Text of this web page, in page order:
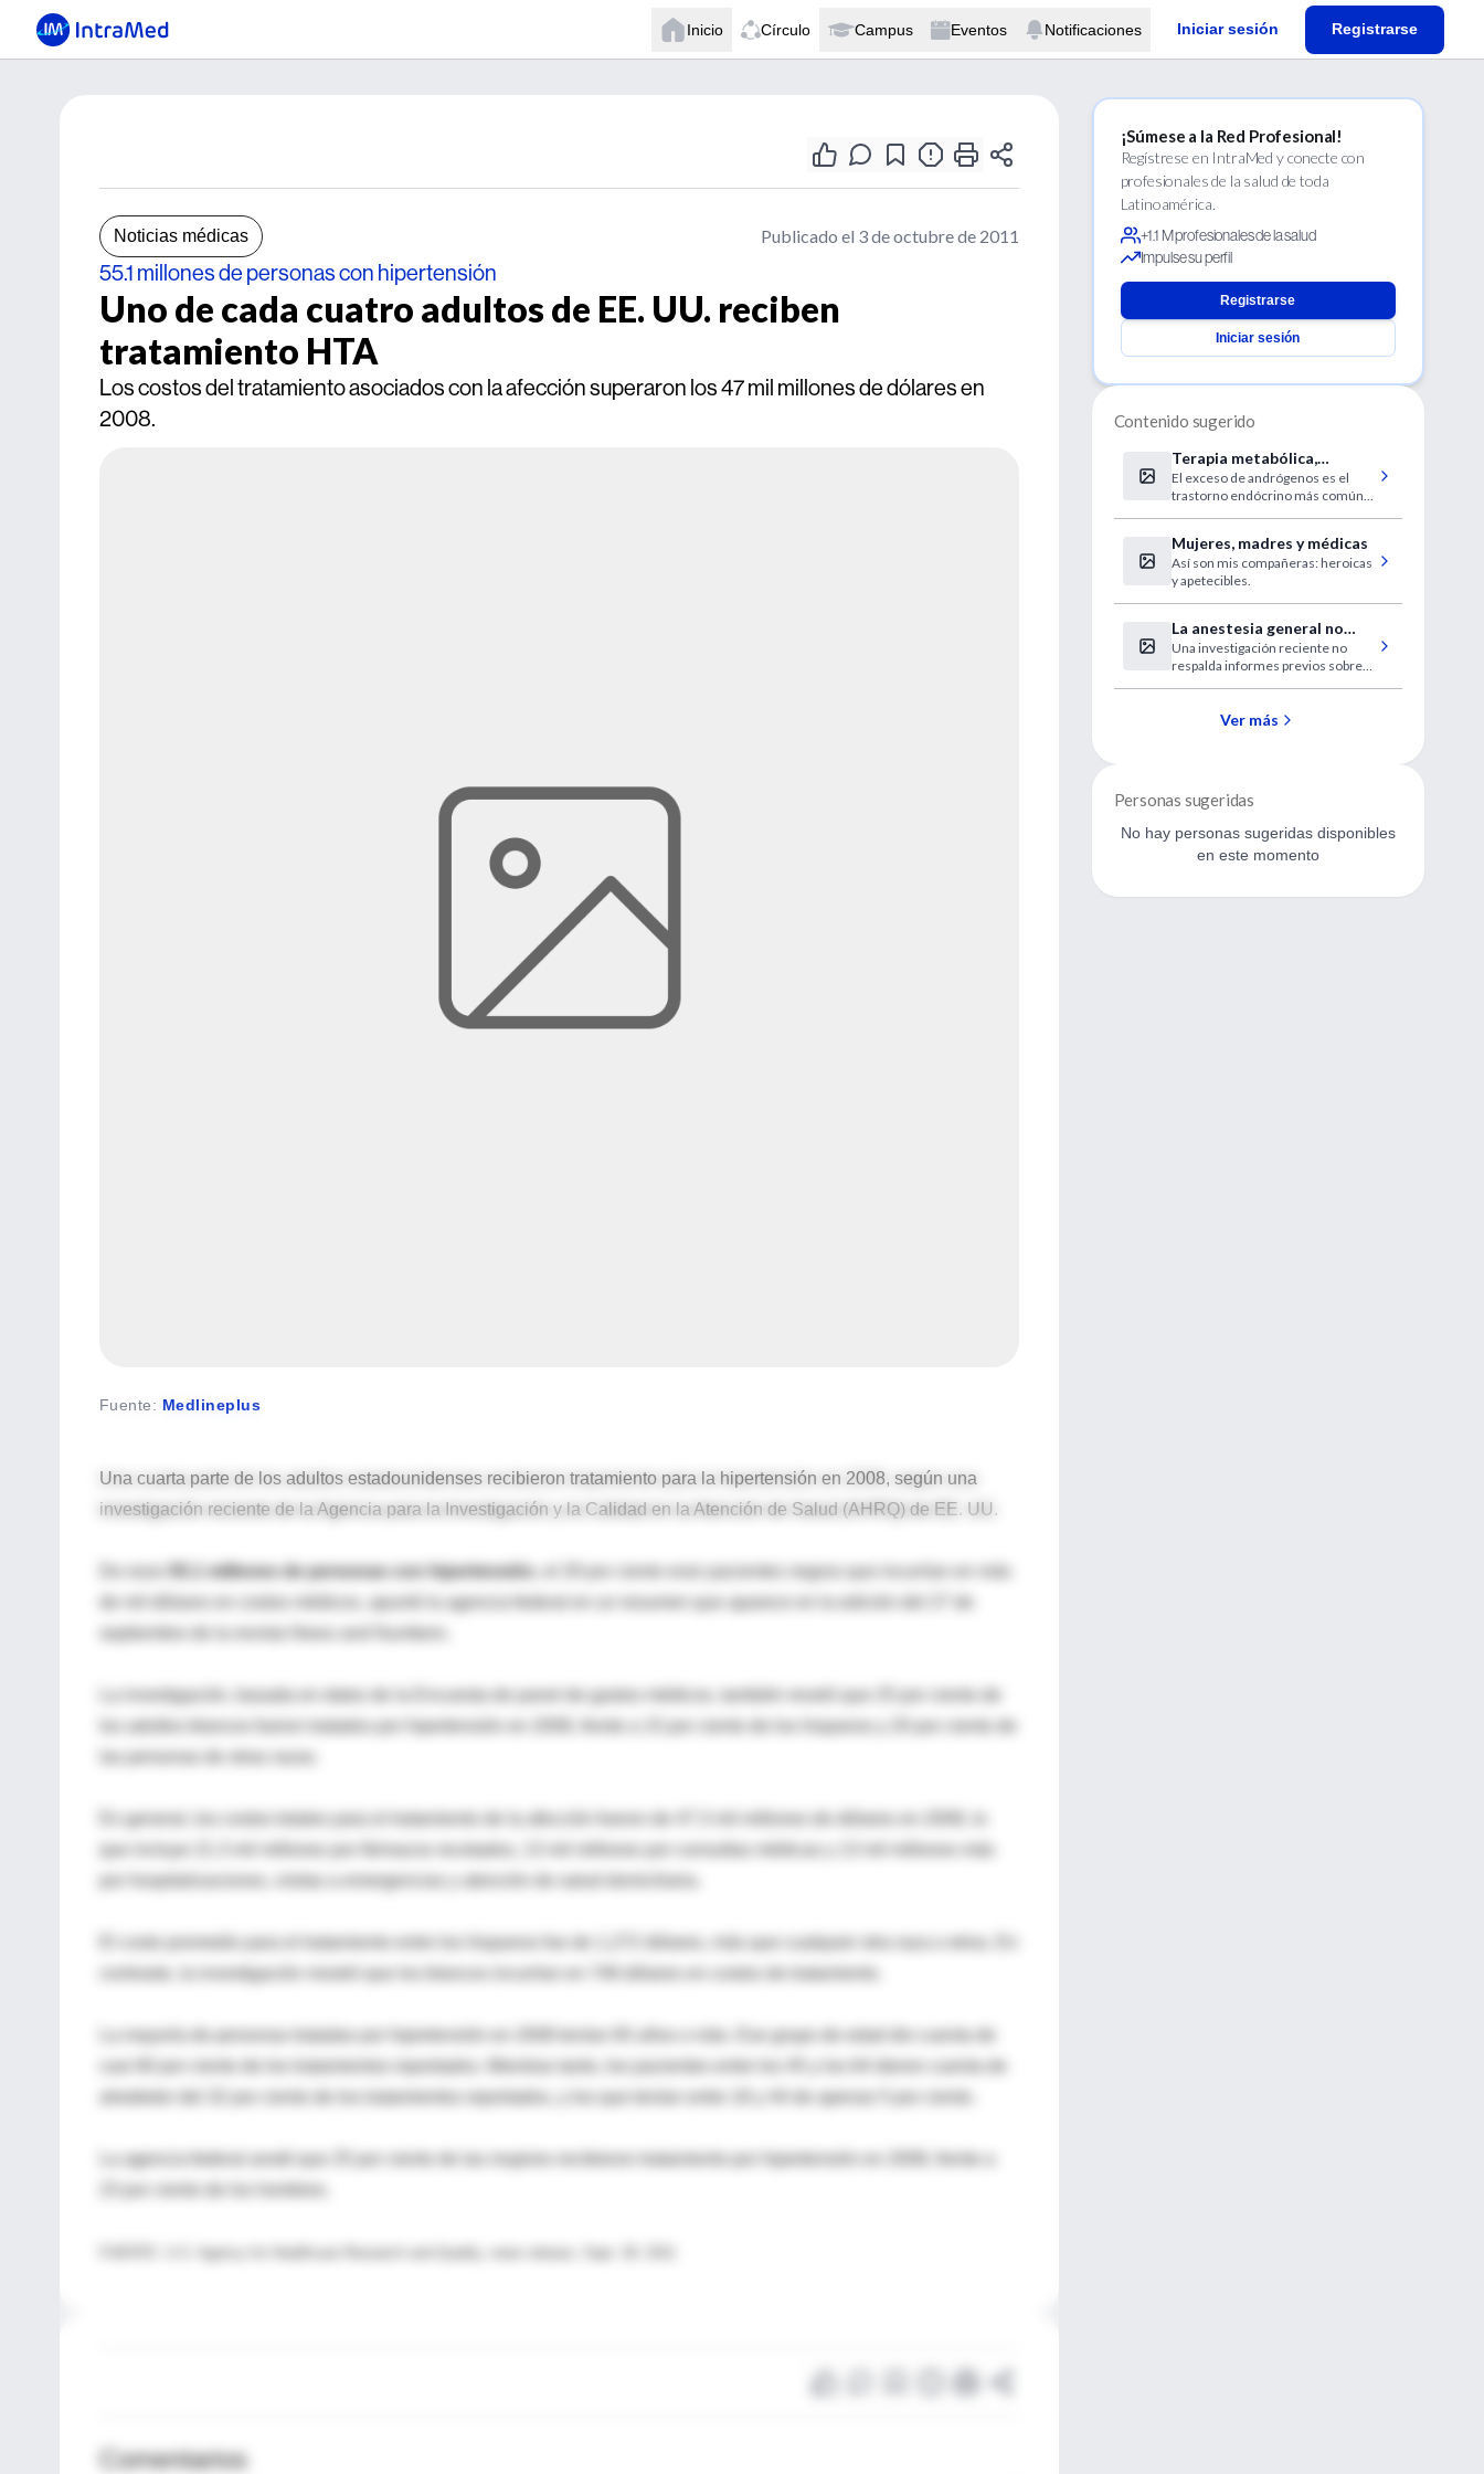
Inicio Círculo Campus Eventos Notificaciones Iniciar sesión Registrarse
Noticias médicas Publicado el 3 de octubre de 2011
55.1 millones de personas con hipertensión
Uno de cada cuatro adultos de EE. UU. reciben
tratamiento HTA
Los costos del tratamiento asociados con la afección superaron los 47 mil millones de dólares en
2008.
Fuente: Medlineplus
Una cuarta parte de los adultos estadounidenses recibieron tratamiento para la hipertensión en 2008, según una
investigación reciente de la Agencia para la Investigación y la Calidad en la Atención de Salud (AHRQ) de EE. UU.
55.1 millones de personas con hipertensión
, el 29 por ciento eran pacientes negros que incurrían en más
de mil dólares en costos médicos, apuntó la agencia federal en un resumen que aparece en la edición del 27 de
La investigación, basada en datos de la Encuesta de panel de gastos médicos, también reveló que 25 por ciento de
los adultos blancos fueron tratados por hipertensión en 2008, frente a 15 por ciento de los hispanos y 20 por ciento de
En general, los costos totales para el tratamiento de la afección fueron de 47.3 mil millones de dólares en 2008, lo
por hospitalizaciones, visitas a emergencias y atención de salud domiciliaria.
El costo promedio para el tratamiento entre los hispanos fue de 1,272 dólares, más que cualquier otra raza o etnia. En
contraste, la investigación mostró que los blancos incurrían en 748 dólares en costos de tratamiento.
La mayoría de personas tratadas por hipertensión en 2008 tenían 65 años o más. Ese grupo de edad dio cuenta de
alrededor del 32 por ciento de los tratamientos reportados, y los que tenían entre 18 y 44 de apenas 5 por ciento.
La agencia federal anotó que 25 por ciento de las mujeres recibieron tratamiento por hipertensión en 2008, frente a
Comentarios
¡Súmese a la Red Profesional!
Regístrese en IntraMed y conecte con
profesionales de la salud de toda
Latinoamérica.
+1.1 M profesionales de la salud
Impulse su perfil
Registrarse
Iniciar sesión
Contenido sugerido
Terapia metabólica,
efectiva en mujeres con
exceso de andrógeno
El exceso de andrógenos es el
trastorno endócrino más común
Mujeres, madres y médicas
Así son mis compañeras: heroicas
y apetecibles.
La anestesia general no
aumenta el riesgo de
cáncer
Una investigación reciente no
respalda informes previos sobre
Ver más
Personas sugeridas
No hay personas sugeridas disponibles
en este momento